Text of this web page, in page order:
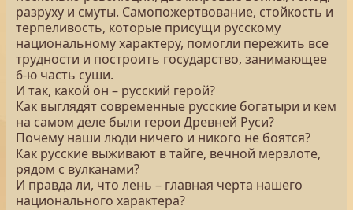
разруху и смуты. Самопожертвование, стойкость и
терпеливость, которые присущи русскому
национальному характеру, помогли пережить все
трудности и построить государство, занимающее
6-ю часть суши.
И так, какой он – русский герой?
Как выглядят современные русские богатыри и кем
на самом деле были герои Древней Руси?
Почему наши люди ничего и никого не боятся?
Как русские выживают в тайге, вечной мерзлоте,
рядом с вулканами?
И правда ли, что лень – главная черта нашего
национального характера?